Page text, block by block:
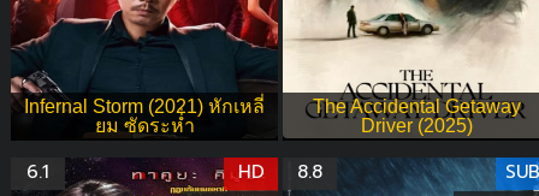
Infernal Storm (2021) หักเหลี่
ยม ซัดระห่่ำ
The Accidental Getaway
Driver (2025)
6.1 HD 8.8 SUB